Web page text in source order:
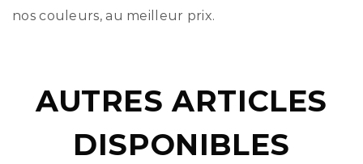
nos couleurs, au meilleur prix.
AUTRES ARTICLES
DISPONIBLES